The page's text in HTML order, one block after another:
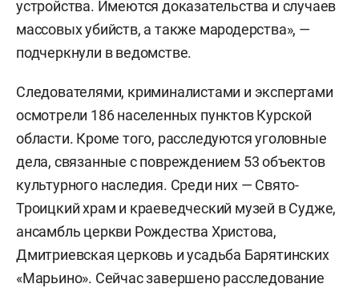
устройства. Имеются доказательства и случаев
массовых убийств, а также мародерства», —
подчеркнули в ведомстве.
Следователями, криминалистами и экспертами
осмотрели 186 населенных пунктов Курской
области. Кроме того, расследуются уголовные
дела, связанные с повреждением 53 объектов
культурного наследия. Среди них — Свято-
Троицкий храм и краеведческий музей в Судже,
ансамбль церкви Рождества Христова,
Дмитриевская церковь и усадьба Барятинских
«Марьино». Сейчас завершено расследование